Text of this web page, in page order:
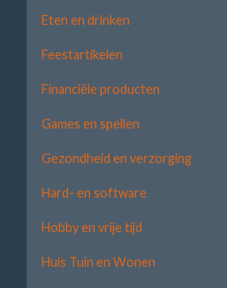
Eten en drinken
Feestartikelen
Financiële producten
Games en spellen
Gezondheid en verzorging
Hard- en software
Hobby en vrije tijd
Huis Tuin en Wonen